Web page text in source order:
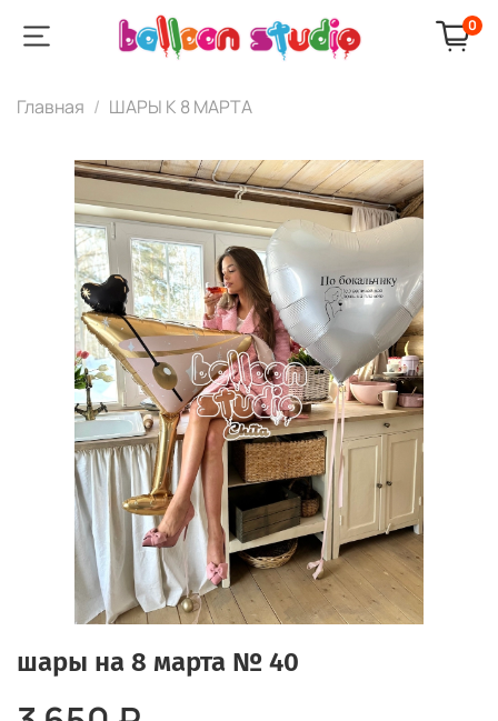
0
Главная ШАРЫ К 8 МАРТА
шары на 8 марта № 40